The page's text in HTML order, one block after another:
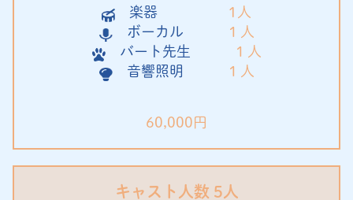
楽器 1人
ボーカル １人
バート先生 １人
音響照明
１人
60,000円
キャスト人数 5人